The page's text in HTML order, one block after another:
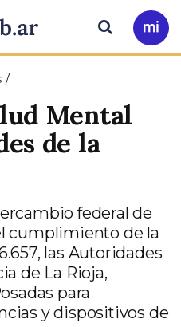
Ir
a
Buscar
Mental
de la
federal de
cumplimiento de la
las Autoridades
de La Rioja,
para
y dispositivos de